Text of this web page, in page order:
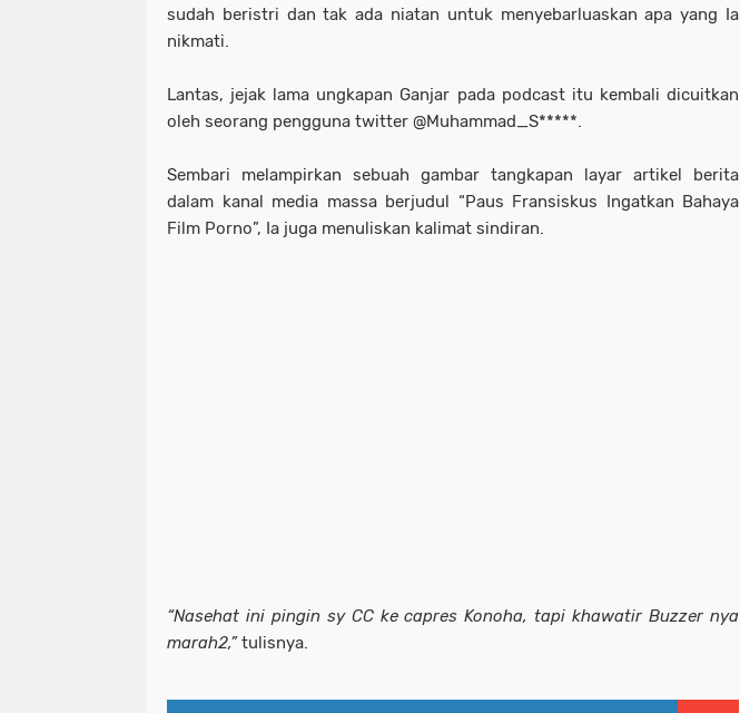
sudah beristri dan tak ada niatan untuk menyebarluaskan apa yang Ia
nikmati.
Lantas, jejak lama ungkapan Ganjar pada podcast itu kembali dicuitkan
oleh seorang pengguna twitter @Muhammad_S*****.
Sembari melampirkan sebuah gambar tangkapan layar artikel berita
dalam kanal media massa berjudul “Paus Fransiskus Ingatkan Bahaya
Film Porno”, Ia juga menuliskan kalimat sindiran.
“Nasehat ini pingin sy CC ke capres Konoha, tapi khawatir Buzzer nya
marah2,”tulisnya.